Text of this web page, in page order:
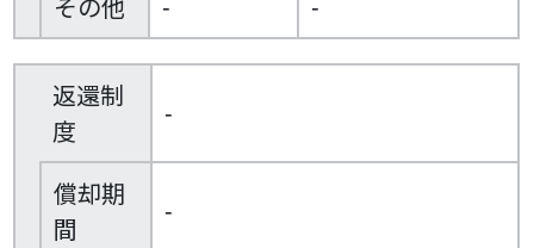
- -
返還制
度
-
償却期
間
-